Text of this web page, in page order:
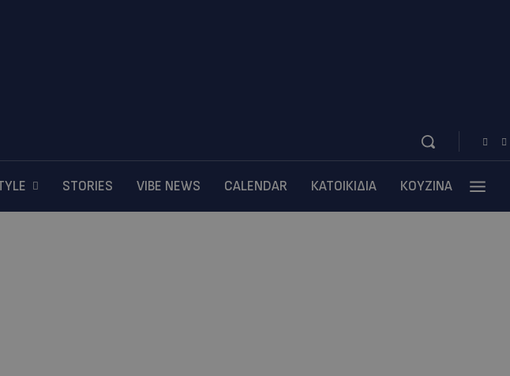
STORIES VIBE NEWS CALENDAR ΚΑΤΟΙΚΙΔΙΑ ΚΟΥΖΙΝΑ